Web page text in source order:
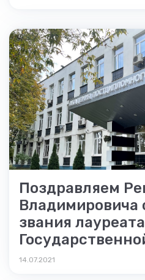
Поздравляем
Владимировича
звания лауреата
14.07.2021